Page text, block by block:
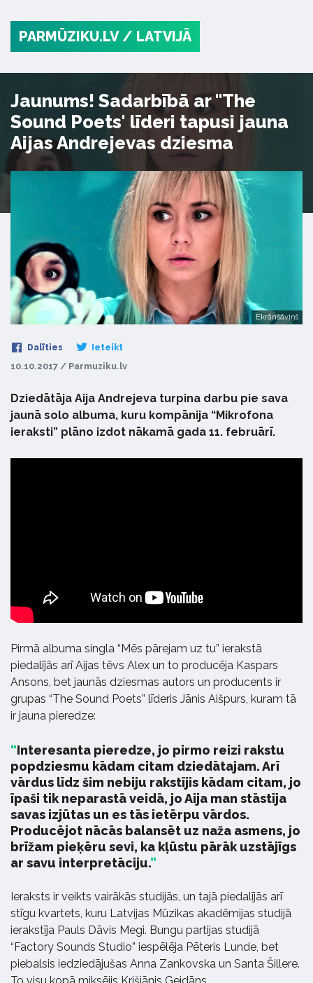
PARMŪZIKU.LV / LATVIJĀ
Jaunums! Sadarbībā ar "The
Sound Poets' līderi tapusi jauna
Aijas Andrejevas dziesma
Ekrānšāviņš
Dalīties Ieteikt
10.10.2017 / Parmuziku.lv
Dziedātāja Aija Andrejeva turpina darbu pie sava
jaunā solo albuma, kuru kompānija “Mikrofona
ieraksti” plāno izdot nākamā gada 11. februārī.
Pirmā albuma singla “Mēs pārejam uz tu” ierakstā
piedalījās arī Aijas tēvs Alex un to producēja Kaspars
Ansons, bet jaunās dziesmas autors un producents ir
grupas “The Sound Poets” līderis Jānis Aišpurs, kuram tā
ir jauna pieredze:
Interesanta pieredze, jo pirmo reizi rakstu
popdziesmu kādam citam dziedātajam. Arī
vārdus līdz šim nebiju rakstījis kādam citam, jo
īpaši tik neparastā veidā, jo Aija man stāstīja
savas izjūtas un es tās ietērpu vārdos.
Producējot nācās balansēt uz naža asmens, jo
brīžam pieķēru sevi, ka kļūstu pārāk uzstājīgs
ar savu interpretāciju.
Ieraksts ir veikts vairākās studijās, un tajā piedalījās arī
stīgu kvartets, kuru Latvijas Mūzikas akadēmijas studijā
ierakstīja Pauls Dāvis Megi. Bungu partijas studijā
“Factory Sounds Studio” iespēlēja Pēteris Lunde, bet
piebalsis iedziedājušas Anna Zankovska un Santa Šillere.